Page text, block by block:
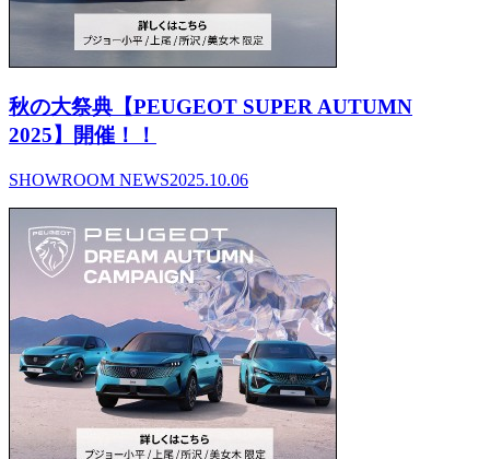
秋の大祭典【PEUGEOT SUPER AUTUMN
2025】開催！！
SHOWROOM NEWS2025.10.06